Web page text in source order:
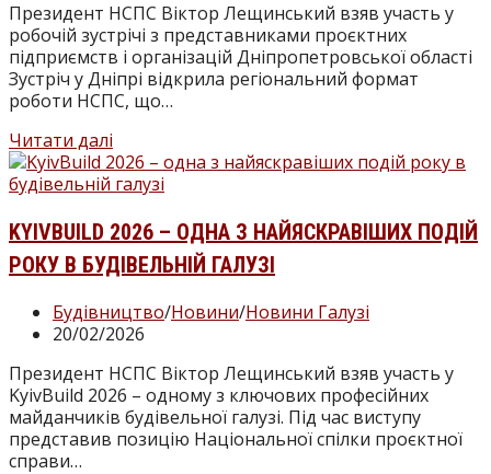
Президент НСПС Віктор Лещинський взяв участь у
робочій зустрічі з представниками проєктних
підприємств і організацій Дніпропетровської області
Зустріч у Дніпрі відкрила регіональний формат
роботи НСПС, що…
Читати далі
робочі
зустрічі.
KYIVBUILD 2026 – ОДНА З НАЙЯСКРАВІШИХ ПОДІЙ
РОКУ В БУДІВЕЛЬНІЙ ГАЛУЗІ
Категорія
запису:
Будівництво/Новини/Новини Галузі
Запис
20/02/2026
Президент НСПС Віктор Лещинський взяв участь у
KyivBuild 2026 – одному з ключових професійних
майданчиків будівельної галузі. Під час виступу
представив позицію Національної спілки проєктної
справи…